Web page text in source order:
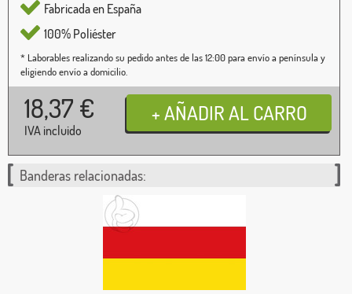
Fabricada en España
100% Poliéster
* Laborables realizando su pedido antes de las 12:00 para envío a península y
eligiendo envío a domicilio.
18,37 €
IVA incluido
Banderas relacionadas: